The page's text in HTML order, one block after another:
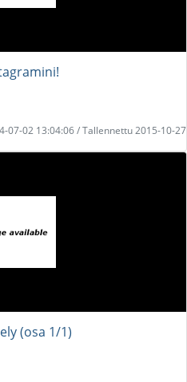
07-02 13:04:06 / Tallennettu 2015-10-27
(osa 1/1)